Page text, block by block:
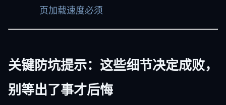
页加载速度必须
关键防坑提示：这些细节决定成败，
别等出了事才后悔